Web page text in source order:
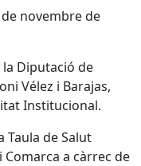
novembre de
Diputació de
Vélez i Barajas,
Institucional.
Taula de Salut
a càrrec de